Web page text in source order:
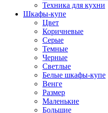
Техника для кухни
Шкафы-купе
Цвет
Коричневые
Серые
Темные
Черные
Светлые
Белые шкафы-купе
Венге
Размер
Маленькие
Большие